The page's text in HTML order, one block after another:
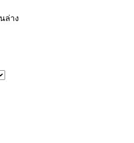
ล่าง